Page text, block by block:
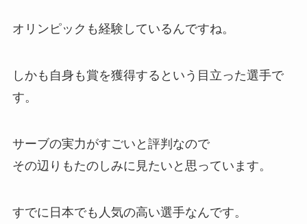
オリンピックも経験しているんですね。
しかも自身も賞を獲得するという目立った選手で
す。
サーブの実力がすごいと評判なので
その辺りもたのしみに見たいと思っています。
すでに 日本でも人気の高い選手なんです。